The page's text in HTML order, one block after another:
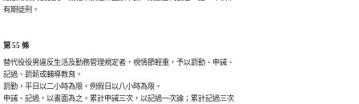
有期徒刑。
第 55 條
替代役役男違反生活及勤務管理規定者，視情節輕重，予以罰勤、申誡、
記過、罰薪或輔導教育。
罰勤，平日以二小時為限，例假日以八小時為限。
申誡、記過，以書面為之。累計申誡三次，以記過一次論；累計記過三次